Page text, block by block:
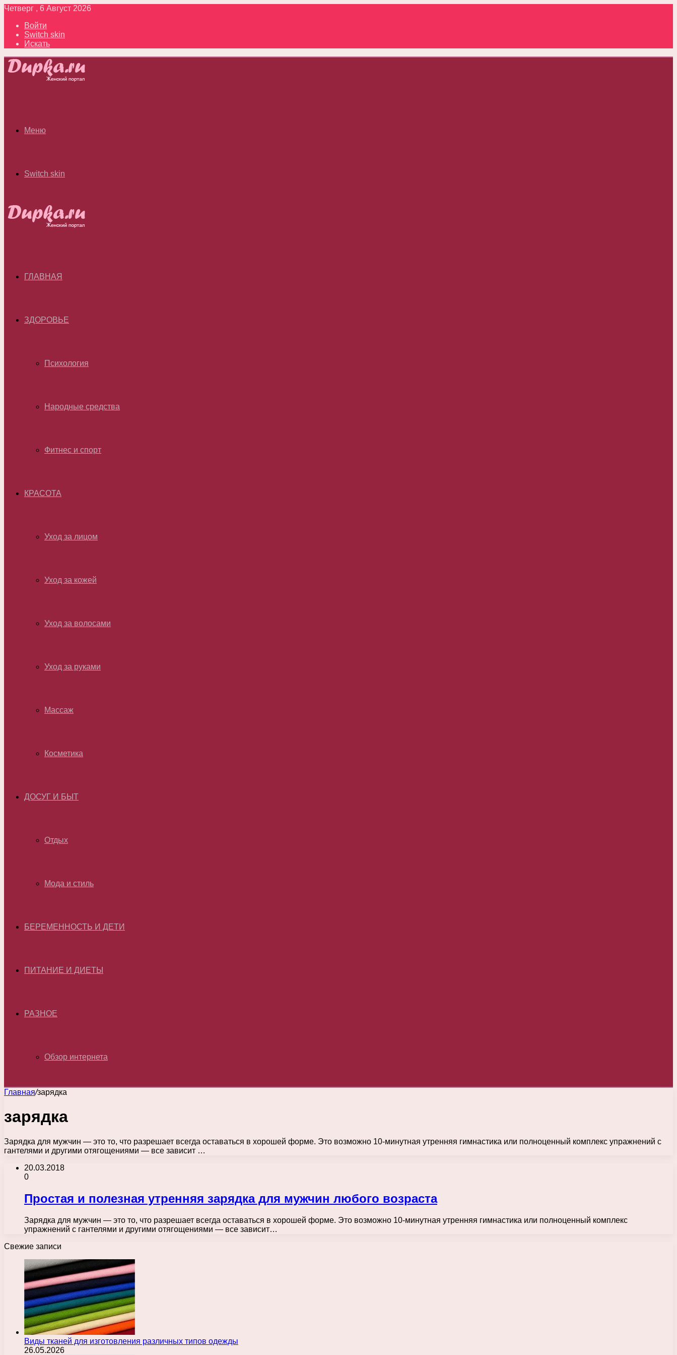
Четверг , 6 Август 2026
Войти
Switch skin
Искать
Меню
Switch skin
ГЛАВНАЯ
ЗДОРОВЬЕ
Психология
Народные средства
Фитнес и спорт
КРАСОТА
Уход за лицом
Уход за кожей
Уход за волосами
Уход за руками
Массаж
Косметика
ДОСУГ И БЫТ
Отдых
Мода и стиль
БЕРЕМЕННОСТЬ И ДЕТИ
ПИТАНИЕ И ДИЕТЫ
РАЗНОЕ
Обзор интернета
Главная/зарядка
зарядка
Зарядка для мужчин — это то, что разрешает всегда оставаться в хорошей форме. Это возможно 10-минутная утренняя гимнастика или полноценный комплекс упражнений с
гантелями и другими отягощениями — все зависит …
20.03.2018
0
Простая и полезная утренняя зарядка для мужчин любого возраста
Зарядка для мужчин — это то, что разрешает всегда оставаться в хорошей форме. Это возможно 10-минутная утренняя гимнастика или полноценный комплекс
упражнений с гантелями и другими отягощениями — все зависит…
Свежие записи
Виды тканей для изготовления различных типов одежды
26.05.2026